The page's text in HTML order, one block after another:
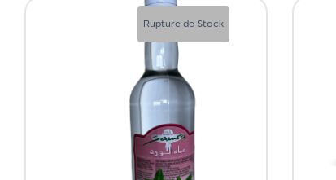
Rupture de Stock